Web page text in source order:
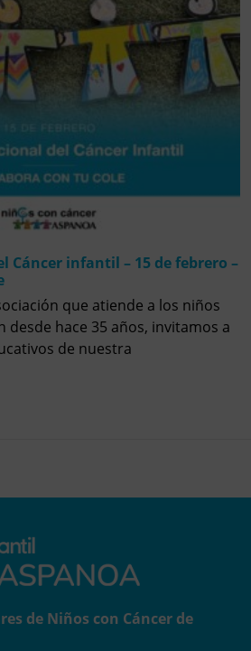
Cáncer infantil – 15 de febrero –
que atiende a los niños
desde hace 35 años, invitamos a
de nuestra
de Niños con Cáncer de